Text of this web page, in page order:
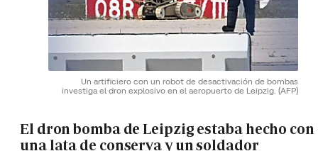
Un artificiero con un robot de desactivación de bombas
investiga el dron explosivo en el aeropuerto de Leipzig. (AFP)
El dron bomba de Leipzig estaba hecho con
una lata de conserva y un soldador